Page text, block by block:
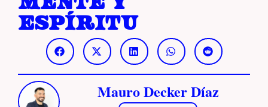
espíritu
Mauro Decker Díaz